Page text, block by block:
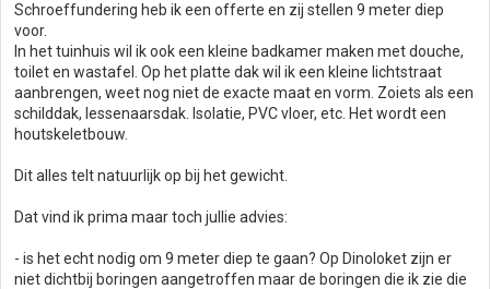
Schroeffundering heb ik een offerte en zij stellen 9 meter diep
voor.
In het tuinhuis wil ik ook een kleine badkamer maken met douche,
toilet en wastafel. Op het platte dak wil ik een kleine lichtstraat
aanbrengen, weet nog niet de exacte maat en vorm. Zoiets als een
schilddak, lessenaarsdak. Isolatie, PVC vloer, etc. Het wordt een
houtskeletbouw.
Dit alles telt natuurlijk op bij het gewicht.
Dat vind ik prima maar toch jullie advies:
- is het echt nodig om 9 meter diep te gaan? Op Dinoloket zijn er
niet dichtbij boringen aangetroffen maar de boringen die ik zie die